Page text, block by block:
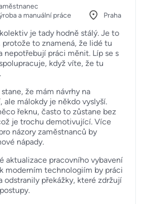
a manuální práce
Praha
je tady hodně stálý. Je to
protože to znamená, že lidé tu
nepotřebují práci měnit. Líp se s
když víte, že tu
že mám návrhy na
ale málokdy je někdo vyslyší.
řeknu, často to zůstane bez
je trochu demotivující. Více
názory zaměstnanců by
nápady.
aktualizace pracovního vybavení
moderním technologiím by práci
odstranily překážky, které zdržují